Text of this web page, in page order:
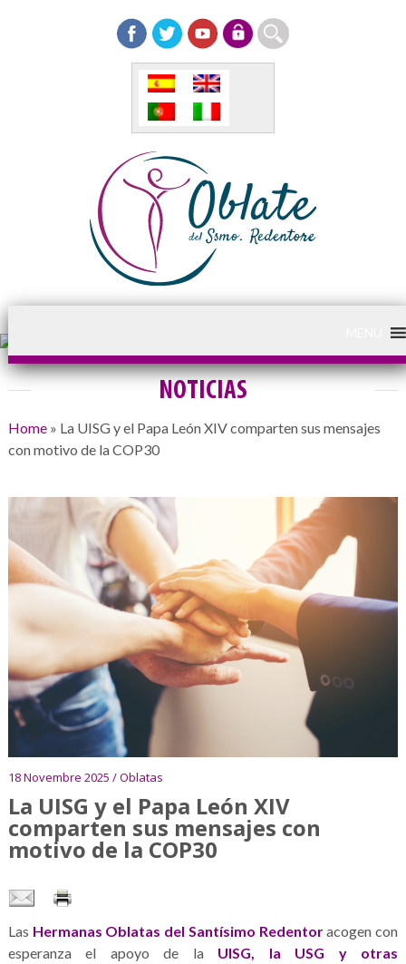
NOTICIAS
Home» La UISG y el Papa León XIV comparten sus mensajes
con motivo de la COP30
18 Novembre 2025 / Oblatas
La UISG y el Papa León XIV
comparten sus mensajes con
motivo de la COP30
Las Hermanas Oblatas del Santísimo Redentoracogen con
esperanza el apoyo de la UISG, la USG y otras